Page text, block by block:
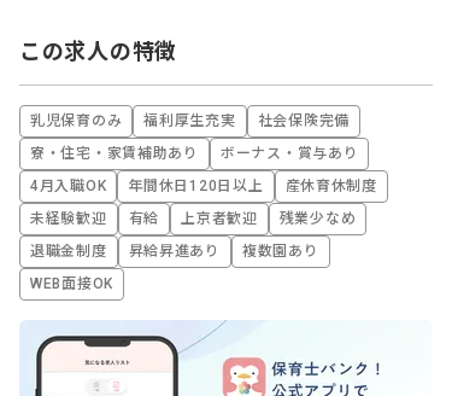
この求人の特徴
乳児保育のみ 福利厚生充実
社会保険完備
寮・住宅・家賃補助あり
ボーナス・賞与あり
4月入職OK
年間休日120日以上
産休育休制度
未経験歓迎
有給 上京者歓迎
残業少なめ
退職金制度
昇給昇進あり
複数園あり
WEB面接OK